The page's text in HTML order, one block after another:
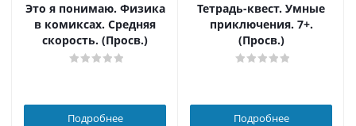
Это я понимаю. Физика
в комиксах. Средняя
скорость. (Просв.)
Подробнее
Тетрадь-квест. Умные
приключения. 7+.
(Просв.)
Подробнее